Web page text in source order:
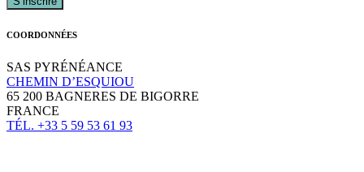
COORDONNÉES
SAS PYRÉNÉANCE
CHEMIN D’ESQUIOU
65 200 BAGNERES DE BIGORRE
FRANCE
TÉL. +33 5 59 53 61 93